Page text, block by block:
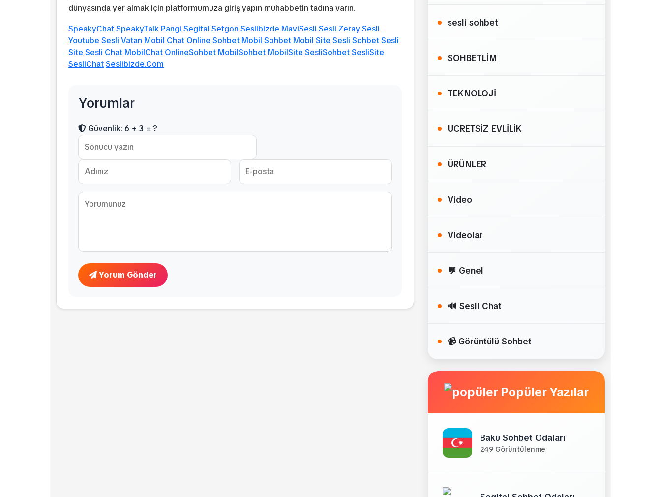
dünyasında yer almak için platformumuza giriş yapın muhabbetin tadına varın.
SpeakyChatSpeakyTalk Pangi Segital Setgon Seslibizde MaviSesli Sesli ZeraySesli
Youtube Sesli Vatan Mobil Chat Online Sohbet Mobil Sohbet Mobil Site Sesli SohbetSesli
Site Sesli Chat MobilChat OnlineSohbet MobilSohbet MobilSite SesliSohbetSesliSite
SesliChatSeslibizde.Com
Yorumlar
Güvenlik: 6 + 3 = ?
Yorum Gönder
sesli sohbet
SOHBETLİM
TEKNOLOJİ
ÜCRETSİZ EVLİLİK
ÜRÜNLER
Video
Videolar
💬 Genel
🔊 Sesli Chat
📹 Görüntülü Sohbet
Popüler Yazılar
Bakü Sohbet Odaları
249 Görüntülenme